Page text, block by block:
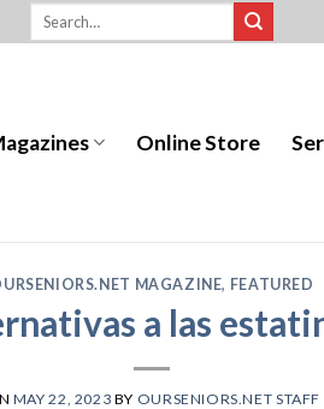
Online Store
MAGAZINE, FEATURED
a las
MAY 22, 2023 BY OURSENIORS.NET